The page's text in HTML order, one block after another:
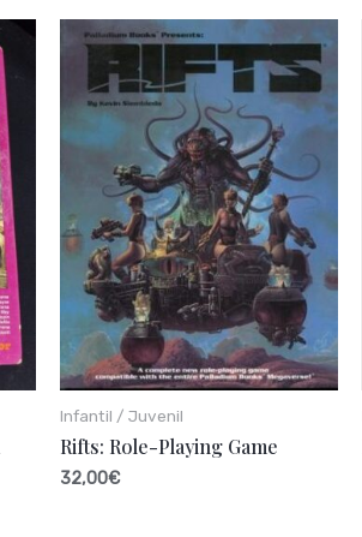
Infantil / Juvenil
Rifts: Role-Playing Game
32,00€